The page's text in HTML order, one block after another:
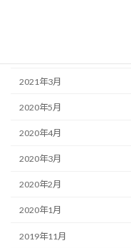
2021年3月
2020年5月
2020年4月
2020年3月
2020年2月
2020年1月
2019年11月